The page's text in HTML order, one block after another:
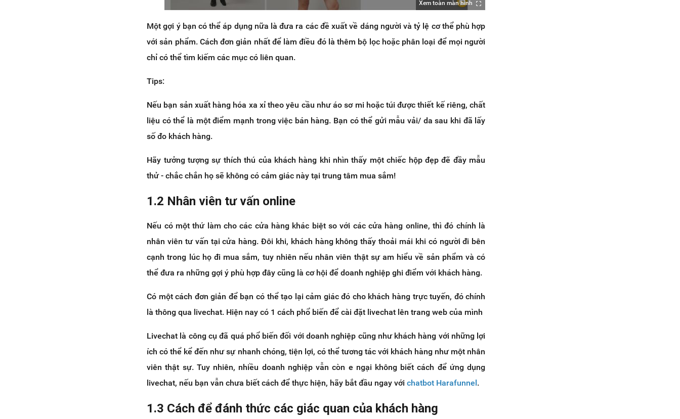
Xem toàn màn hình
Một gợi ý bạn có thể áp dụng nữa là đưa ra các đề xuất về dáng người và tỷ lệ cơ thể phù hợp
với sản phẩm. Cách đơn giản nhất để làm điều đó là thêm bộ lọc hoặc phân loại để mọi người
chỉ có thể tìm kiếm các mục có liên quan.
Tips:
Nếu bạn sản xuất hàng hóa xa xỉ theo yêu cầu như áo sơ mi hoặc túi được thiết kế riêng, chất
liệu có thể là một điểm mạnh trong việc bán hàng. Bạn có thể gửi mẫu vải/ da sau khi đã lấy
số đo khách hàng.
Hãy tưởng tượng sự thích thú của khách hàng khi nhìn thấy một chiếc hộp đẹp đẽ đầy mẫu
thử - chắc chắn họ sẽ không có cảm giác này tại trung tâm mua sắm!
1.2 Nhân viên tư vấn online
Nếu có một thứ làm cho các cửa hàng khác biệt so với các cửa hàng online, thì đó chính là
nhân viên tư vấn tại cửa hàng. Đôi khi, khách hàng không thấy thoải mái khi có người đi bên
cạnh trong lúc họ đi mua sắm, tuy nhiên nếu nhân viên thật sự am hiểu về sản phẩm và có
thể đưa ra những gợi ý phù hợp đây cũng là cơ hội để doanh nghiệp ghi điểm với khách hàng.
Có một cách đơn giản để bạn có thể tạo lại cảm giác đó cho khách hàng trực tuyến, đó chính
là thông qua livechat. Hiện nay có 1 cách phổ biến để cài đặt livechat lên trang web của mình
Livechat là công cụ đã quá phổ biến đối với doanh nghiệp cũng như khách hàng với những lợi
ích có thể kể đến như sự nhanh chóng, tiện lợi, có thể tương tác với khách hàng như một nhân
viên thật sự. Tuy nhiên, nhiều doanh nghiệp vẫn còn e ngại không biết cách để ứng dụng
livechat, nếu bạn vẫn chưa biết cách để thực hiện, hãy bắt đầu ngay vớichatbot Harafunnel.
1.3 Cách để đánh thức các giác quan của khách hàng